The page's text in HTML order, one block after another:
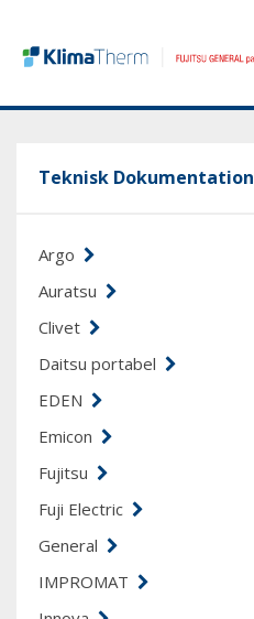
Teknisk Dokumentation
Argo
Auratsu
Clivet
Daitsu portabel
EDEN
Emicon
Fujitsu
Fuji Electric
General
IMPROMAT